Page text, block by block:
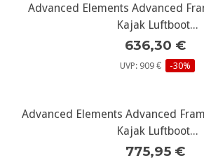
Advanced Elements Advanced
Kajak Luftboot...
636,30 €
UVP: 909 € -30%
Advanced Elements Advanced
Kajak Luftboot...
775,95 €